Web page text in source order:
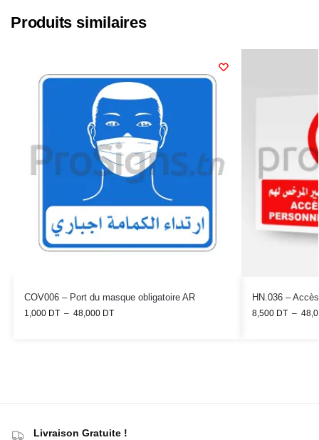
Produits similaires
COV006 – Port du masque obligatoire AR
1,000 DT – 48,000 DT 8,500 DT –
Livraison Gratuite !